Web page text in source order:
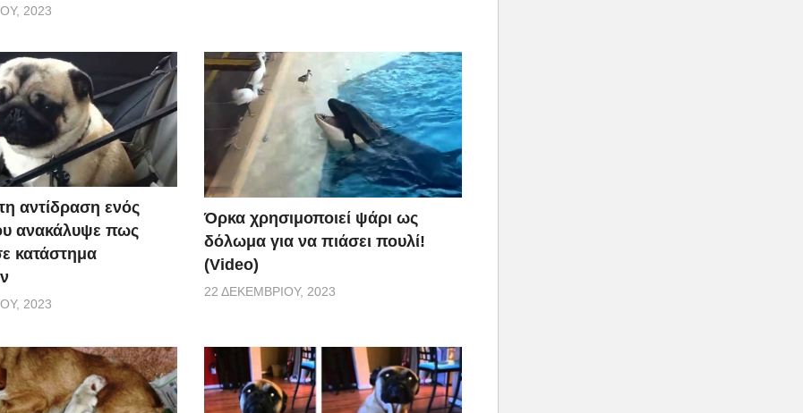
2023
αντίδραση ενός
ανακάλυψε πως
κατάστημα
2023
Όρκα χρησιμοποιεί ψάρι ως
δόλωμα για να πιάσει πουλί!
(Video)
22 ΔΕΚΕΜΒΡΊΟΥ, 2023